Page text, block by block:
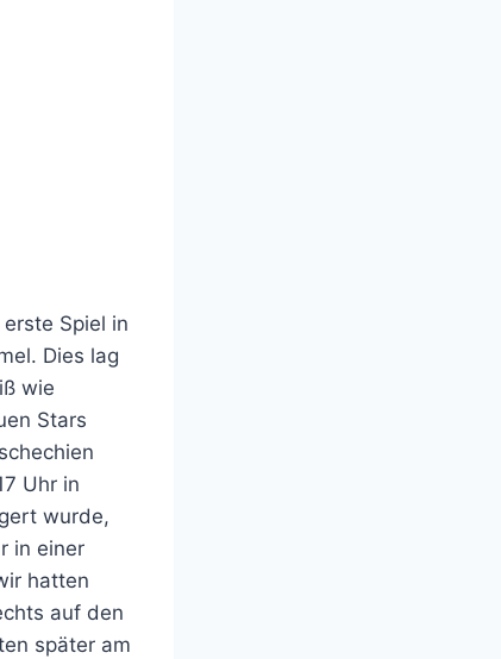
Spiel in
Dies lag
wie
Stars
Uhr in
wurde,
in einer
hatten
auf den
später am